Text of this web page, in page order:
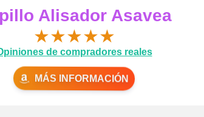
Alisador Asavea
★★★★★
de compradores reales
MÁS INFORMACIÓN